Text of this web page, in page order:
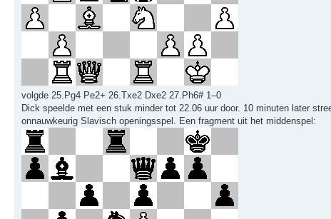
volgde 25.Pg4 Pe2+ 26.Txe2 Dxe2 27.Ph6# 1–0
Dick speelde met een stuk minder tot 22.06 uur door. 10 minuten later
onnauwkeurig Slavisch openingsspel. Een fragment uit het middenspel: